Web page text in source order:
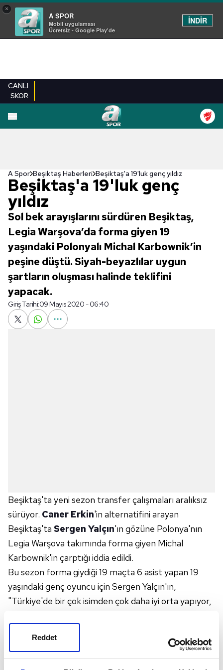
Reddet
×
A SPOR
Mobil uygulaması
Ücretsiz - Google Play'de
İNDİR
CANLI
SKOR
A Spor Beşiktaş Haberleri Beşiktaş'a 19'luk genç yıldız
Beşiktaş'a 19'luk genç
yıldız
Sol bek arayışlarını sürdüren Beşiktaş,
Legia Warşova’da forma giyen 19
yaşındaki Polonyalı Michal Karbownik’in
peşine düştü. Siyah-beyazlılar uygun
şartların oluşması halinde teklifini
yapacak.
Giriş Tarihi:09 Mayıs 2020 - 06:40
Beşiktaş'ta yeni sezon transfer çalışmaları aralıksız
sürüyor. Caner Erkin'in alternatifini arayan
Beşiktaş'ta Sergen Yalçın'ın gözüne Polonya'nın
Legia Warşova takımında forma giyen Michal
Karbownik'in çarptığı iddia edildi.
Bu sezon forma giydiği 19 maçta 6 asist yapan 19
yaşındaki genç oyuncu için Sergen Yalçın'ın,
"Türkiye'de bir çok isimden çok daha iyi orta yapıyor,
beyazlı yönetimin Karbownik'i araştıracağı, eğer
uygun şartlarda bir rakam çıkarsa teklif yapacağı